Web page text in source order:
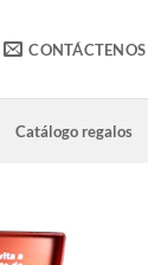
CONTÁCTENOS
Catálogo regalos